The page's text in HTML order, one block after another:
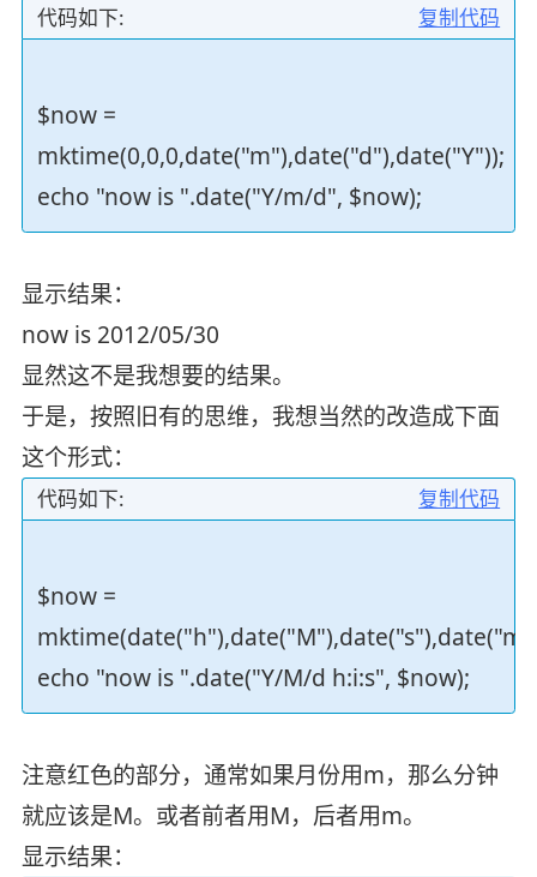
复制代码
代码如下:
$now =
mktime(0,0,0,date("m"),date("d"),date("Y"));
echo "now is ".date("Y/m/d", $now);
显示结果：
now is 2012/05/30
显然这不是我想要的结果。
于是，按照旧有的思维，我想当然的改造成下面
这个形式：
复制代码
代码如下:
$now =
echo "now is ".date("Y/M/d h:i:s", $now);
注意红色的部分，通常如果月份用m，那么分钟
就应该是M。或者前者用M，后者用m。
显示结果：